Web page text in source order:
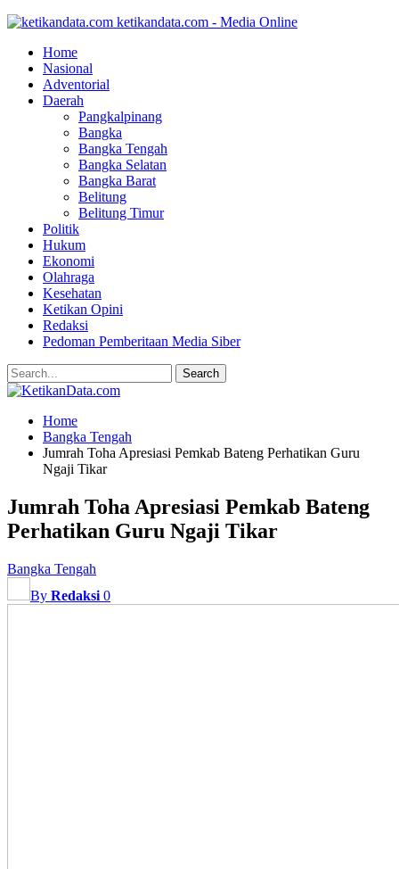
ketikandata.com - Media Online
Home
Nasional
Adventorial
Daerah
Pangkalpinang
Bangka
Bangka Tengah
Bangka Selatan
Bangka Barat
Belitung
Belitung Timur
Politik
Hukum
Ekonomi
Olahraga
Kesehatan
Ketikan Opini
Redaksi
Pedoman Pemberitaan Media Siber
Home
Bangka Tengah
Jumrah Toha Apresiasi Pemkab Bateng Perhatikan Guru
Ngaji Tikar
Jumrah Toha Apresiasi Pemkab Bateng
Perhatikan Guru Ngaji Tikar
Bangka Tengah
By Redaksi 0